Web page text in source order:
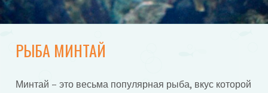
РЫБА МИНТАЙ
Минтай – это весьма популярная рыба, вкус которой